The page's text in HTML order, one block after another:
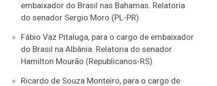
embaixador do Brasil nas Bahamas. Relatoria
do senador Sergio Moro (PL-PR).
Fábio Vaz Pitaluga, para o cargo de embaixador
do Brasil na Albânia. Relatoria do senador
Hamilton Mourão (Republicanos-RS).
Ricardo de Souza Monteiro, para o cargo de